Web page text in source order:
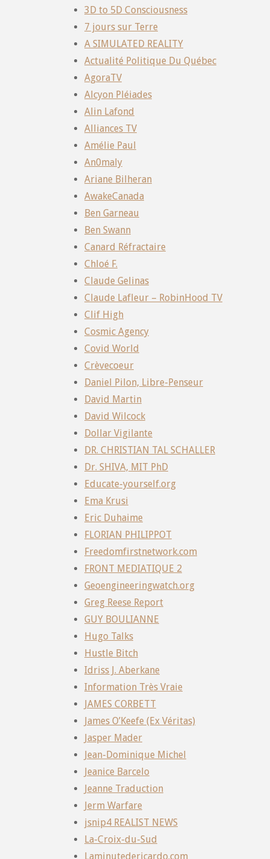
3D to 5D Consciousness
7 jours sur Terre
A SIMULATED REALITY
Actualité Politique Du Québec
AgoraTV
Alcyon Pléiades
Alin Lafond
Alliances TV
Amélie Paul
An0maly
Ariane Bilheran
AwakeCanada
Ben Garneau
Ben Swann
Canard Réfractaire
Chloé F.
Claude Gelinas
Claude Lafleur – RobinHood TV
Clif High
Cosmic Agency
Covid World
Crèvecoeur
Daniel Pilon, Libre-Penseur
David Martin
David Wilcock
Dollar Vigilante
DR. CHRISTIAN TAL SCHALLER
Dr. SHIVA, MIT PhD
Educate-yourself.org
Ema Krusi
Eric Duhaime
FLORIAN PHILIPPOT
Freedomfirstnetwork.com
FRONT MEDIATIQUE 2
Geoengineeringwatch.org
Greg Reese Report
GUY BOULIANNE
Hugo Talks
Hustle Bitch
Idriss J. Aberkane
Information Très Vraie
JAMES CORBETT
James O’Keefe (Ex Véritas)
Jasper Mader
Jean-Dominique Michel
Jeanice Barcelo
Jeanne Traduction
Jerm Warfare
jsnip4 REALIST NEWS
La-Croix-du-Sud
Laminutedericardo.com